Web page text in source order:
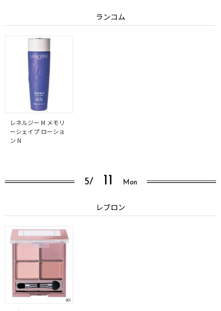
ランコム
レネルジー M メモリ
ーシェイプ ローショ
ン N
5/ 11 Mon
レブロン